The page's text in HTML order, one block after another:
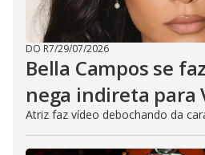
DO R7/29/07/2026
Bella Campos se
nega indireta para
Atriz faz vídeo debochando da